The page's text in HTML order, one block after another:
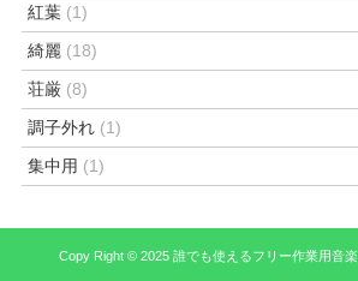
紅葉 (1)
綺麗 (18)
荘厳 (8)
調子外れ (1)
集中用 (1)
Copy Right © 2025 誰でも使えるフリー作業用音楽